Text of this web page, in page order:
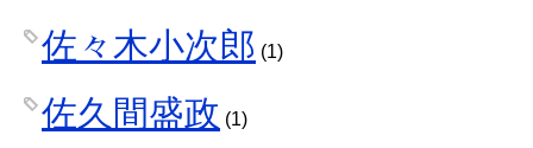
佐々木小次郎 (1)
佐久間盛政 (1)